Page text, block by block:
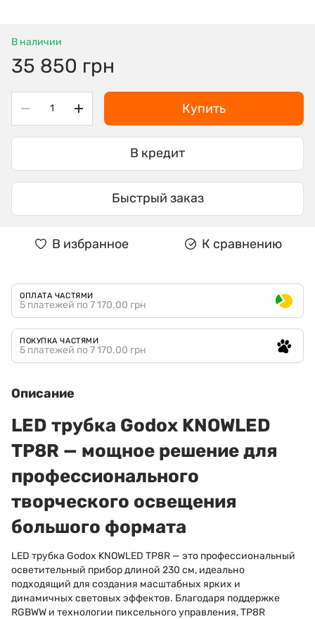
В наличии
35 850 грн
Купить
В кредит
Быстрый заказ
В избранное К сравнению
ОПЛАТА ЧАСТЯМИ
5 платежей по 7 170.00 грн
ПОКУПКА ЧАСТЯМИ
5 платежей по 7 170.00 грн
Описание
LED трубка Godox KNOWLED
TP8R — мощное решение для
профессионального
творческого освещения
большого формата
LED трубка Godox KNOWLED TP8R — это профессиональный
осветительный прибор длиной 230 см, идеально
подходящий для создания масштабных ярких и
динамичных световых эффектов. Благодаря поддержке
RGBWW и технологии пиксельного управления, TP8R